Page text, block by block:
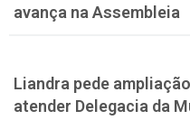
avança na Assembleia
Liandra pede
atender Delegacia da